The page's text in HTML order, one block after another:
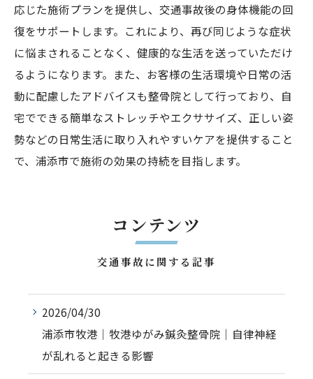
応じた施術プランを提供し、交通事故後の身体機能の回
復をサポートします。これにより、再び同じような症状
に悩まされることなく、健康的な生活を送っていただけ
るようになります。また、お客様の生活環境や日常の活
動に配慮したアドバイスも整骨院として行っており、自
宅でできる簡単なストレッチやエクササイズ、正しい姿
勢などの日常生活に取り入れやすいケアを提供すること
で、浦添市で施術の効果の持続を目指します。
コンテンツ
交通事故に関する記事
2026/04/30
浦添市牧港｜牧港ゆがみ鍼灸整骨院｜自律神経
が乱れると起きる影響